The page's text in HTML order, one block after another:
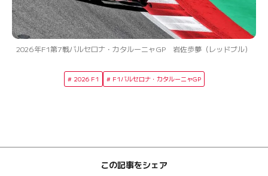
2026年F1第7戦バルセロナ・カタルーニャGP 岩佐歩夢（レッドブル）
2026 F1 F1バルセロナ・カタルーニャGP
この記事をシェア